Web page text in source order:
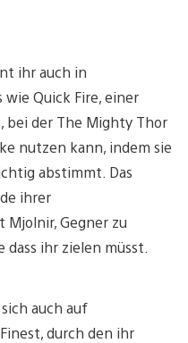
ihr auch in
Quick Fire, einer
bei der The Mighty Thor
nutzen kann, indem sie
abstimmt. Das
ihrer
Gegner zu
ihr zielen müsst.
auch auf
durch den ihr